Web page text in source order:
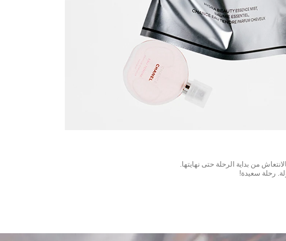
من بداية الرحلة حتى نهايتها.
رحلة سعيدة!